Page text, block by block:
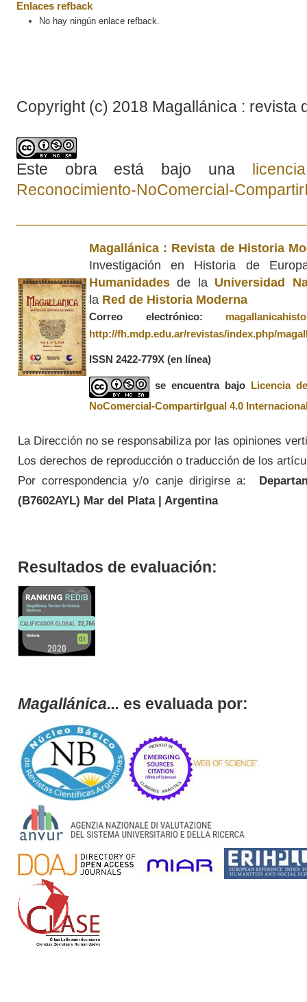
Enlaces refback
No hay ningún enlace refback.
Copyright (c) 2018 Magallánica : revista
Este obra está bajo una
Reconocimiento-NoComercial-
Magallánica : Revista de Historia
Investigación en Historia de
Humanidadesde la Universidad
la Red de Historia Moderna
Correo electrónico:
http://fh.mdp.edu.ar/revistas/index.php/
ISSN 2422-779X (en línea)
se encuentra bajo
Licencia
NoComercial-CompartirIgual 4.0
La Dirección no se responsabiliza por las opiniones
Los derechos de reproducción o traducción de los
Por correspondencia y/o canje dirigirse a:
(B7602AYL) Mar del Plata | Argentina
Resultados de evaluación:
Magallánica... es evaluada por: